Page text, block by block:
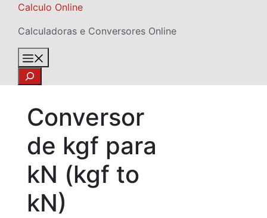
Skip
content
Calculo Online
Calculadoras e Conversores Online
Search
Conversor
de kgf para
kN (kgf to
kN)